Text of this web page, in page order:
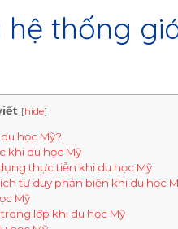
hệ thống
[hide]
học Mỹ?
khi du học Mỹ
thực tiễn khi du học Mỹ
tư duy phản biện khi du học
Mỹ
lớp khi du học Mỹ